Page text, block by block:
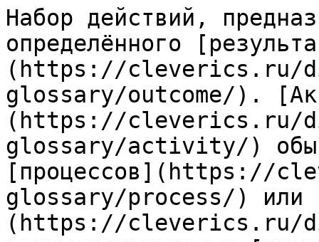
Набор действий,
определённого
(https://cleverics.ru/
glossary/outcome/).
(https://cleverics.ru/
glossary/activity/)
[процессов](https://
glossary/process/) или
(https://cleverics.ru/